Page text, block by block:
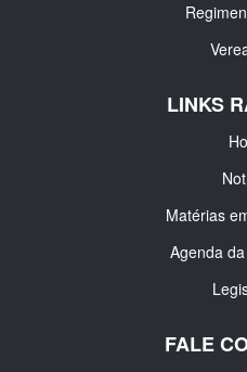
LINKS
Matérias
Agenda
FALE